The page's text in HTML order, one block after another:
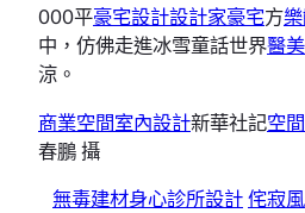
000平豪宅設計設計家豪宅方
中，仿佛走進冰雪童話世界醫
涼。
商業空間室內設計新華社記空
春鵬 攝
無毒建材身心診所設計侘寂風